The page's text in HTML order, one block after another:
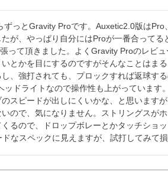
ずっとGravity Proです。Auxetic2.0版はPro
が、やっぱり自分にはProが一番合ってる
って頂きました。よくGravity Proのレビ
とかを目にするのですがそんなことはま
、強打されても、プロックすれば返球す
ッドライトなので操作性も上がっています
スピードが出しにくいかな、と思います
ので、気になりません。ストリングスが
るので、ドロップボレーとかタッチショッ
なスペックに見えますが、試打してみて損